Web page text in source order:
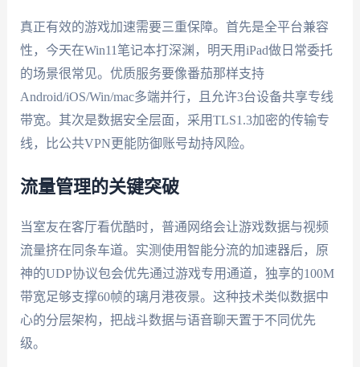
真正有效的游戏加速需要三重保障。首先是全平台兼容
性，今天在Win11笔记本打深渊，明天用iPad做日常委托
的场景很常见。优质服务要像番茄那样支持
Android/iOS/Win/mac多端并行，且允许3台设备共享专线
带宽。其次是数据安全层面，采用TLS1.3加密的传输专
线，比公共VPN更能防御账号劫持风险。
流量管理的关键突破
当室友在客厅看优酷时，普通网络会让游戏数据与视频
流量挤在同条车道。实测使用智能分流的加速器后，原
神的UDP协议包会优先通过游戏专用通道，独享的100M
带宽足够支撑60帧的璃月港夜景。这种技术类似数据中
心的分层架构，把战斗数据与语音聊天置于不同优先
级。